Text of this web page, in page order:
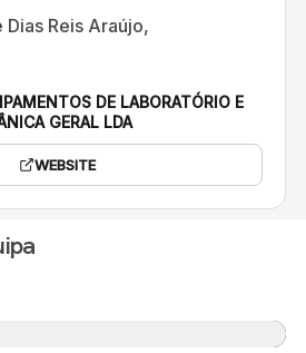
Reis Araújo,
DE LABORATÓRIO E
GERAL LDA
WEBSITE